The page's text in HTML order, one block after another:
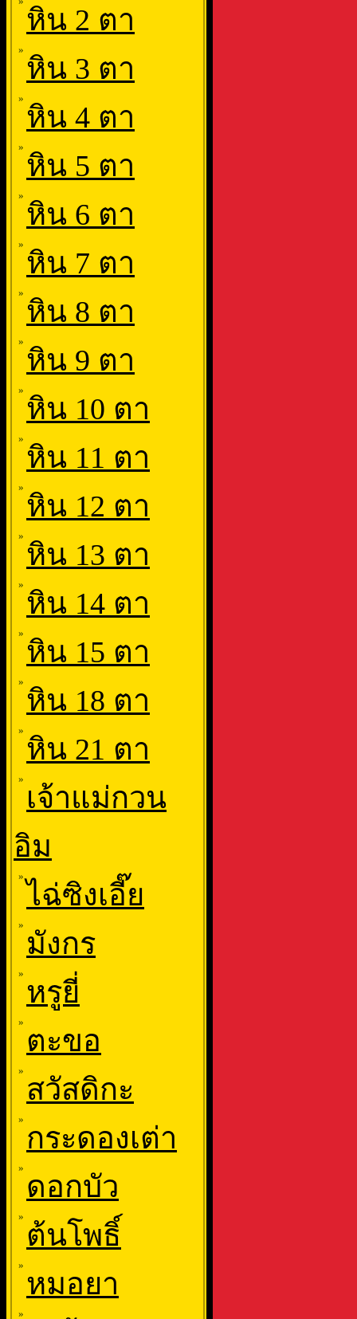
หิน 2 ตา
»
หิน 3 ตา
»
หิน 4 ตา
»
หิน 5 ตา
»
หิน 6 ตา
»
หิน 7 ตา
»
หิน 8 ตา
»
หิน 9 ตา
»
หิน 10 ตา
»
หิน 11 ตา
»
หิน 12 ตา
»
หิน 13 ตา
»
หิน 14 ตา
»
หิน 15 ตา
»
หิน 18 ตา
»
หิน 21 ตา
»
เจ้าแม่กวน
อิม
»
ไฉ่ซิงเอี๊ย
»
มังกร
»
หรูยี่
»
ตะขอ
»
สวัสดิกะ
»
กระดองเต่า
»
ดอกบัว
»
ต้นโพธิ์
»
หมอยา
»